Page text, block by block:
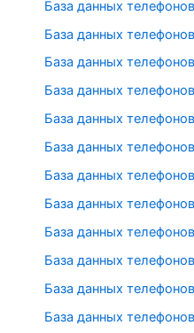
База данных
База данных
База данных
База данных
База данных
База данных
База данных
База данных
База данных
База данных
База данных
База данных